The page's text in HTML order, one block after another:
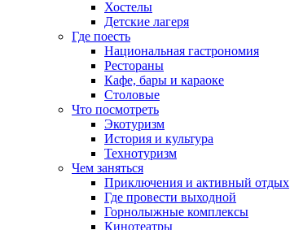
Хостелы
Детские лагеря
Где поесть
Национальная гастрономия
Рестораны
Кафе, бары и караоке
Столовые
Что посмотреть
Экотуризм
История и культура
Технотуризм
Чем заняться
Приключения и активный отдых
Где провести выходной
Горнолыжные комплексы
Кинотеатры